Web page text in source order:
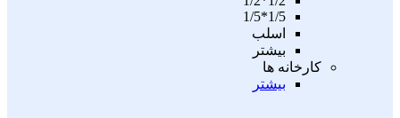
1/5*1/5
اسلب
بیشتر
کارخانه ها
بیشتر